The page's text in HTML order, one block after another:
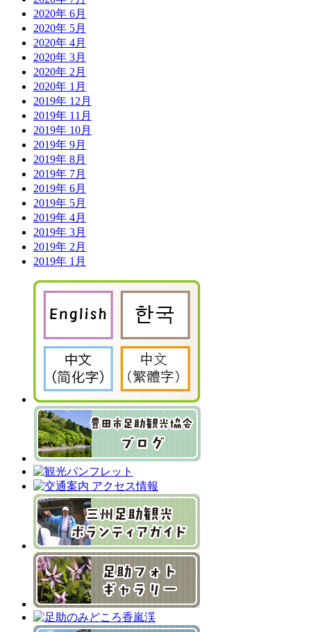
2020年 6月
2020年 5月
2020年 4月
2020年 3月
2020年 2月
2020年 1月
2019年 12月
2019年 11月
2019年 10月
2019年 9月
2019年 8月
2019年 7月
2019年 6月
2019年 5月
2019年 4月
2019年 3月
2019年 2月
2019年 1月